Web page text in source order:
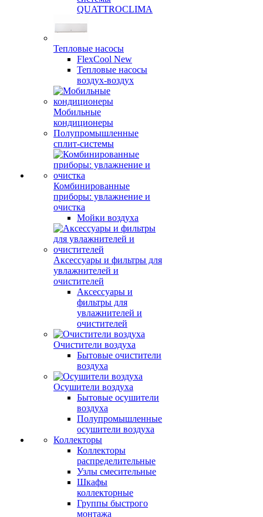
QUATTROCLIMA
Тепловые насосы
FlexCool New
Тепловые насосы
воздух-воздух
Мобильные
кондиционеры
Полупромышленные
сплит-системы
Комбинированные
приборы: увлажнение и
очистка
Мойки воздуха
Аксессуары и фильтры для
увлажнителей и
очистителей
Аксессуары и
фильтры для
увлажнителей и
очистителей
Очистители воздуха
Бытовые очистители
воздуха
Осушители воздуха
Бытовые осушители
воздуха
Полупромышленные
осушители воздуха
Коллекторы
Коллекторы
распределительные
Узлы смесительные
Шкафы
коллекторные
Группы быстрого
монтажа